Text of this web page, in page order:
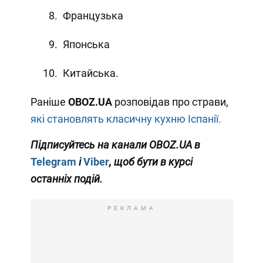
Французька
Японська
Китайська.
Раніше OBOZ.UA розповідав про страви,
які становлять класичну кухню Іспанії.
Підписуйтесь на канали OBOZ.UA в
Telegram іViber, щоб бути в курсі
останніх подій.
РЕКЛАМА